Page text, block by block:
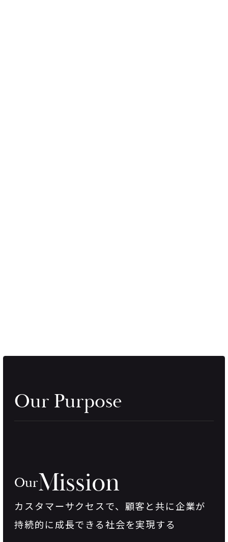
Our Purpose
OurMission
カスタマーサクセスで、 顧客と共に企業が
持続的に成長できる社会を実現する